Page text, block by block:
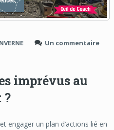
Un commentaire
imprévus au
?
engager un plan d’actions lié en